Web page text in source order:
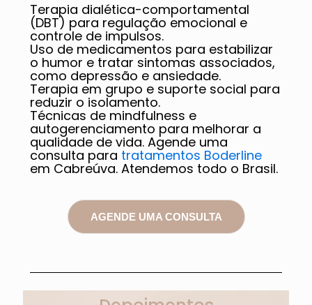
Terapia dialética-comportamental
(DBT) para regulação emocional e
controle de impulsos.
Uso de medicamentos para estabilizar
o humor e tratar sintomas associados,
como depressão e ansiedade.
Terapia em grupo e suporte social para
reduzir o isolamento.
Técnicas de mindfulness e
autogerenciamento para melhorar a
qualidade de vida. Agende uma
consulta para tratamentos Boderline
em Cabreúva. Atendemos todo o Brasil.
AGENDE UMA CONSULTA